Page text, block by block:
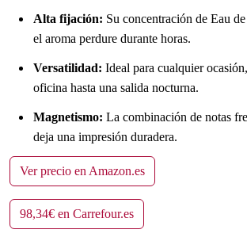
Alta fijación: Su concentración de Eau
el aroma perdure durante horas.
Versatilidad: Ideal para cualquier
oficina hasta una salida nocturna.
Magnetismo: La combinación de notas
deja una impresión duradera.
Ver precio en Amazon.es
98,34€ en Carrefour.es